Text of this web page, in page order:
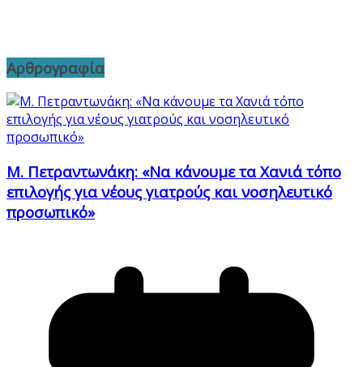
Αρθρογραφία
Μ. Πετραντωνάκη: «Να κάνουμε τα Χανιά τόπο
επιλογής για νέους γιατρούς και νοσηλευτικό
προσωπικό»